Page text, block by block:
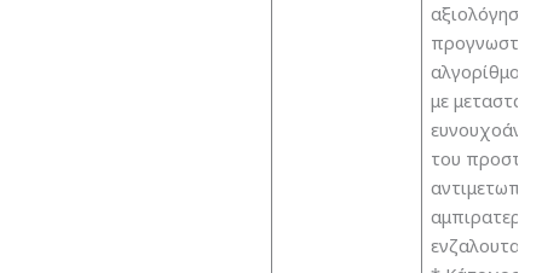
αξιολόγηση
αλγορίθμου
με
του